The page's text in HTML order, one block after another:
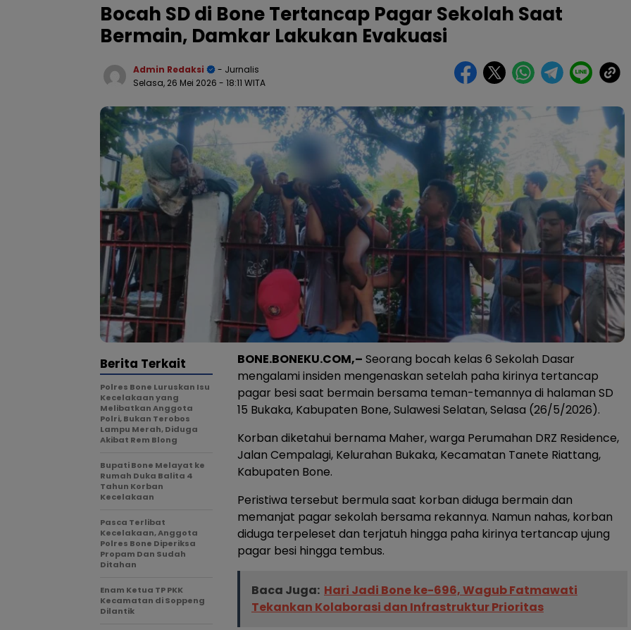
Bocah SD di Bone Tertancap Pagar Sekolah Saat
Bermain, Damkar Lakukan Evakuasi
Admin Redaksi
- Jurnalis
Selasa, 26 Mei 2026 - 18:11 WITA
BONE.BONEKU.COM,– Seorang bocah kelas 6 Sekolah Dasar
mengalami insiden mengenaskan setelah paha kirinya tertancap
pagar besi saat bermain bersama teman-temannya di halaman SD
15 Bukaka, Kabupaten Bone, Sulawesi Selatan, Selasa (26/5/2026).
Korban diketahui bernama Maher, warga Perumahan DRZ Residence,
Jalan Cempalagi, Kelurahan Bukaka, Kecamatan Tanete Riattang,
Kabupaten Bone.
Peristiwa tersebut bermula saat korban diduga bermain dan
memanjat pagar sekolah bersama rekannya. Namun nahas, korban
diduga terpeleset dan terjatuh hingga paha kirinya tertancap ujung
pagar besi hingga tembus.
Baca Juga: Hari Jadi Bone ke-696, Wagub Fatmawati
Tekankan Kolaborasi dan Infrastruktur Prioritas
Berita Terkait
Polres Bone Luruskan Isu
Kecelakaan yang
Melibatkan Anggota
Polri, Bukan Terobos
Lampu Merah, Diduga
Akibat Rem Blong
Bupati Bone Melayat ke
Rumah Duka Balita 4
Tahun Korban
Kecelakaan
Pasca Terlibat
Kecelakaan, Anggota
Polres Bone Diperiksa
Propam Dan Sudah
Ditahan
Enam Ketua TP PKK
Kecamatan di Soppeng
Dilantik